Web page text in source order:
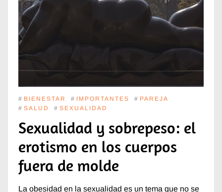
# BIENESTAR # IMPORTANTES # PAREJA
# SALUD # SEXUALIDAD
Sexualidad y sobrepeso: el
erotismo en los cuerpos
fuera de molde
La obesidad en la sexualidad es un tema que no se